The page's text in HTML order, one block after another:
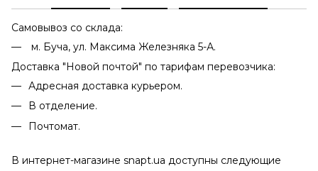
Самовывоз со склада:
м. Буча, ул. Максима Железняка 5-А.
Доставка "Новой почтой" по тарифам перевозчика:
Адресная доставка курьером.
В отделение.
Почтомат.
В интернет-магазине snapt.ua доступны следующие